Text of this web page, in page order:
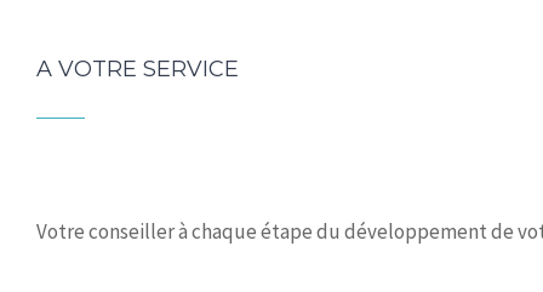
A VOTRE SERVICE
Votre conseiller à chaque étape du développement de